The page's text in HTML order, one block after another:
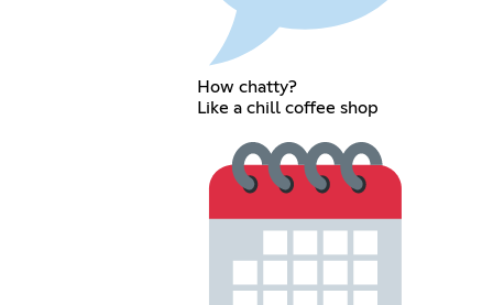
How chatty?
Like a chill coffee shop